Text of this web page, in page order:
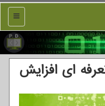
منو
ای افزایش